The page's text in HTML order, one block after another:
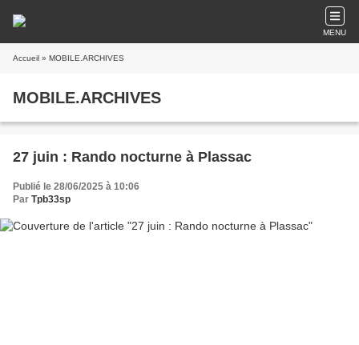
MENU
Accueil » MOBILE.ARCHIVES
MOBILE.ARCHIVES
27 juin : Rando nocturne à Plassac
Publié le 28/06/2025 à 10:06
Par Tpb33sp